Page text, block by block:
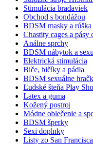
Stimulácia bradaviek
Obchod s bondážou
BDSM masky a rúška
Chastity cages a pásy
Análne sprchy
BDSM nábytok a
Elektrická stimulácia
Biče, bičíky a pádla
BDSM sexuálne
Ľudské šteňa Play
Latex a guma
Kožený postroj
Módne oblečenie a
BDSM šperky
Sexi doplnky
Listy zo San Francisca